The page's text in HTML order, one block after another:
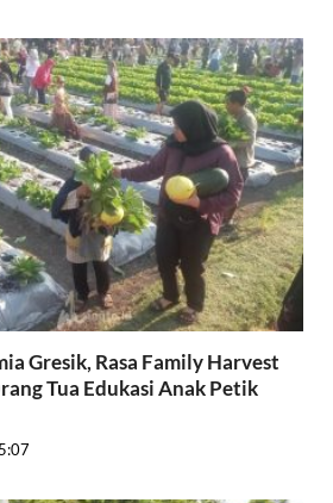
Gresik, Rasa Family Harvest
Tua Edukasi Anak Petik